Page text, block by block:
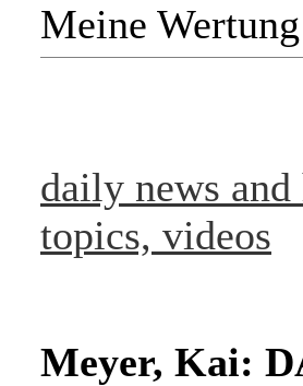
Meine
daily news
topics, videos
Meyer, Kai: